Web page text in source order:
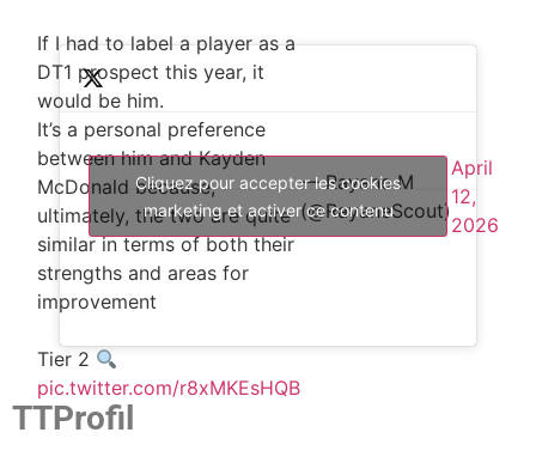
If I had to label a player as a
DT1 prospect this year, it
would be him.
It’s a personal preference
between him and Kayden
McDonald because,
ultimately, the two are quite
similar in terms of both their
strengths and areas for
improvement
Tier 2
pic.twitter.com/r8xMKEsHQB
— Rayane M
(@RayaneScout)
April
12,
2026
Cliquez pour accepter les cookies
marketing et activer ce contenu
TTProfil